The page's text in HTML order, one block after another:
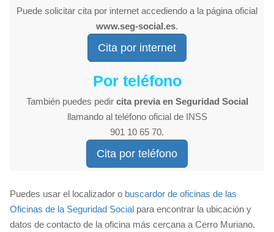
Puede solicitar cita por internet accediendo a la página oficial
www.seg-social.es.
Cita por internet
Por teléfono
También puedes pedir cita previa en Seguridad Social
llamando al teléfono oficial de INSS
901 10 65 70.
Cita por teléfono
Puedes usar el localizador o buscardor de oficinas de las
Oficinas de la Seguridad Social para encontrar la ubicación y
datos de contacto de la oficina más cercana a Cerro Muriano.